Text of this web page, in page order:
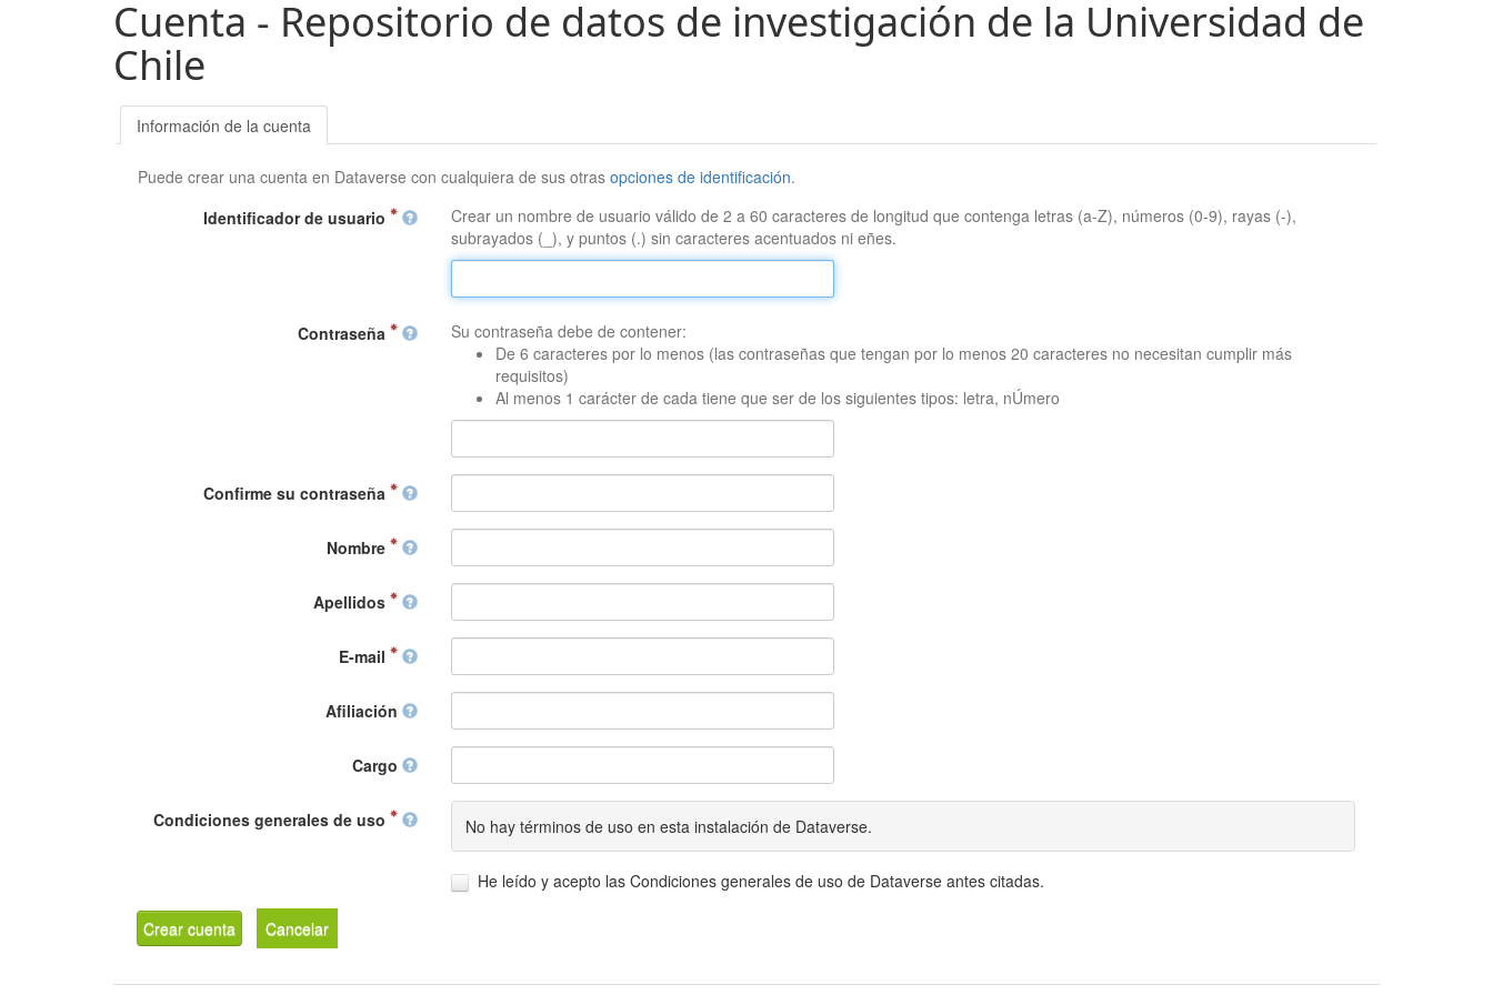
Cuenta - Repositorio de datos de investigación de la Universidad de
Chile
Información de la cuenta
Puede crear una cuenta en Dataverse con cualquiera de sus otrasopciones de identificación.
Identificador de usuario
Crear un nombre de usuario válido de 2 a 60 caracteres de longitud que contenga letras (a-Z), números (0-9), rayas (-),
subrayados (_), y puntos (.) sin caracteres acentuados ni eñes.
Contraseña
Su contraseña debe de contener:
De 6 caracteres por lo menos (las contraseñas que tengan por lo menos 20 caracteres no necesitan cumplir más
requisitos)
Al menos 1 carácter de cada tiene que ser de los siguientes tipos: letra, nÚmero
Confirme su contraseña
Nombre
Apellidos
E-mail
Afiliación
Cargo
Condiciones generales de uso No hay términos de uso en esta instalación de Dataverse.
He leído y acepto las Condiciones generales de uso de Dataverse antes citadas.
Crear cuenta Cancelar